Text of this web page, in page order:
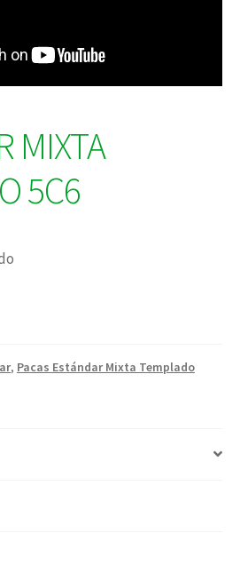
MIXTA
5C6
, Pacas Estándar Mixta Templado